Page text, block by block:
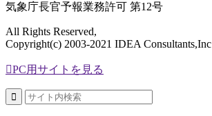
気象庁長官予報業務許可 第12号
All Rights Reserved,
Copyright(c) 2003-2021 IDEA Consultants,Inc
PC用サイトを見る
